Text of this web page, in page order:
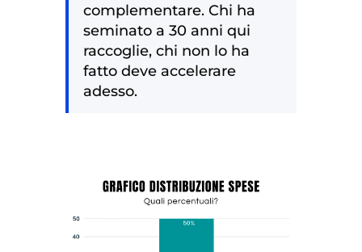
complementare. Chi ha
seminato a 30 anni qui
raccoglie, chi non lo ha
fatto deve accelerare
adesso.